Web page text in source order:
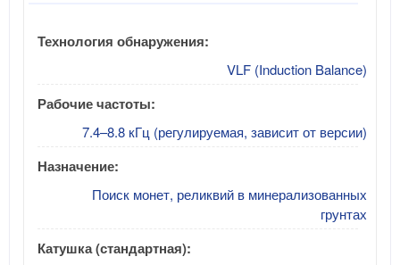
Технология обнаружения:
VLF (Induction Balance)
Рабочие частоты:
7.4–8.8 кГц (регулируемая, зависит от версии)
Назначение:
Поиск монет, реликвий в минерализованных
грунтах
Катушка (стандартная):